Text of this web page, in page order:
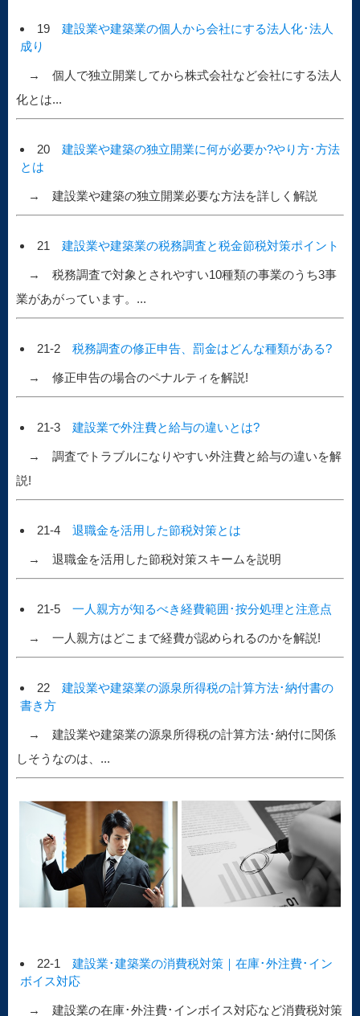
19 建設業や建築業の個人から会社にする法人化･法人
成り
→ 個人で独立開業してから株式会社など会社にする法人
化とは...
20 建設業や建築の独立開業に何が必要か?やり方･方法
とは
→ 建設業や建築の独立開業必要な方法を詳しく解説
21 建設業や建築業の税務調査と税金節税対策ポイント
→ 税務調査で対象とされやすい10種類の事業のうち3事
業があがっています。...
21-2 税務調査の修正申告、罰金はどんな種類がある?
→ 修正申告の場合のペナルティを解説!
21-3 建設業で外注費と給与の違いとは?
→ 調査でトラブルになりやすい外注費と給与の違いを解
説!
21-4 退職金を活用した節税対策とは
→ 退職金を活用した節税対策スキームを説明
21-5 一人親方が知るべき経費範囲･按分処理と注意点
→ 一人親方はどこまで経費が認められるのかを解説!
22 建設業や建築業の源泉所得税の計算方法･納付書の
書き方
→ 建設業や建築業の源泉所得税の計算方法･納付に関係
しそうなのは、...
22-1 建設業･建築業の消費税対策｜在庫･外注費･イン
ボイス対応
→ 建設業の在庫･外注費･インボイス対応など消費税対策